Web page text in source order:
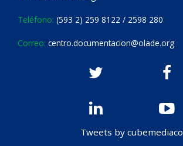
Teléfono: (593 2) 259 8122 / 2598 280
Correo: centro.documentacion@olade.org
Tweets by cubemediaco